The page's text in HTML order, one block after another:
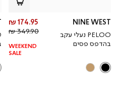
NINE WEST
PELOO נעלי עקב
בהדפס פסים
174.95 ₪
349.90 ₪
WEEKEND
SALE